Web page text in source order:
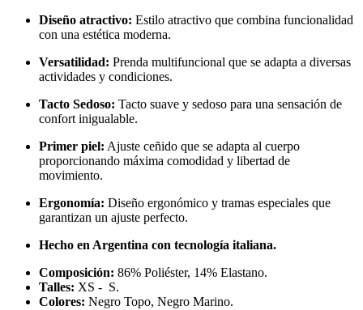
Diseño atractivo: Estilo atractivo que combina funcionalidad
con una estética moderna.
Versatilidad: Prenda multifuncional que se adapta a diversas
actividades y condiciones.
Tacto Sedoso: Tacto suave y sedoso para una sensación de
confort inigualable.
Primer piel: Ajuste ceñido que se adapta al cuerpo
proporcionando máxima comodidad y libertad de
movimiento.
Ergonomía: Diseño ergonómico y tramas especiales que
garantizan un ajuste perfecto.
Hecho en Argentina con tecnología italiana.
Composición: 86% Poliéster, 14% Elastano.
Talles: XS - S.
Colores: Negro Topo, Negro Marino.